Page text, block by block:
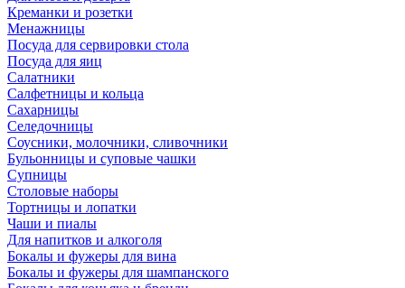
Креманки и розетки
Менажницы
Посуда для сервировки стола
Посуда для яиц
Салатники
Салфетницы и кольца
Сахарницы
Селедочницы
Соусники, молочники, сливочники
Бульонницы и суповые чашки
Супницы
Столовые наборы
Тортницы и лопатки
Чаши и пиалы
Для напитков и алкоголя
Бокалы и фужеры для вина
Бокалы и фужеры для шампанского